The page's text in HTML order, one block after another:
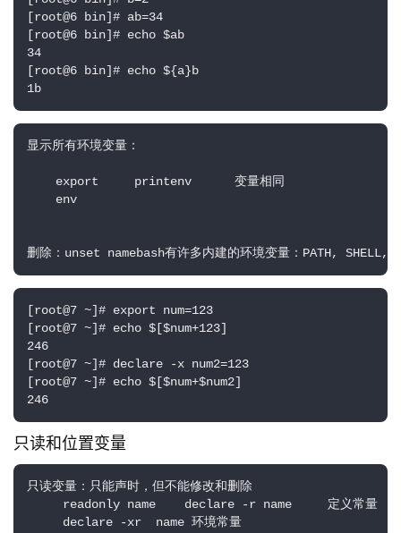
[root@6 bin]# ab=34
[root@6 bin]# echo $ab
34
[root@6 bin]# echo ${a}b
1b
显示所有环境变量：
export     printenv      变量相同
env
删除：unset namebash有许多内建的环境变量：PATH, SHELL,
[root@7 ~]# export num=123
[root@7 ~]# echo $[$num+123]
246
[root@7 ~]# declare -x num2=123
[root@7 ~]# echo $[$num+$num2]
246
只读和位置变量
只读变量：只能声时，但不能修改和删除
readonly name    declare -r name     定义常量
declare -xr  name 环境常量